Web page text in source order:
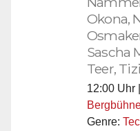
Okona,
Sascha
Teer,
12:00 Uhr |
Genre: